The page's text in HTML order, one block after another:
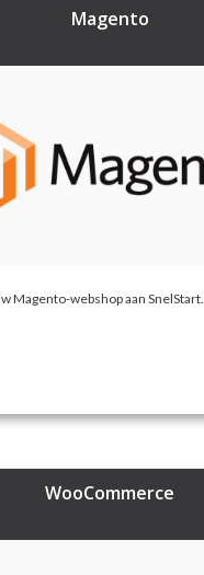
Magento
Magento-webshop aan SnelStart.
WooCommerce